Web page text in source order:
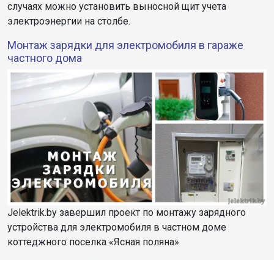
случаях можно установить выносной щит учета
электроэнергии на столбе.
Монтаж зарядки для электромобиля в гараже
частного дома
Jelektrik.by завершил проект по монтажу зарядного
устройства для электромобиля в частном доме
коттеджного поселка «Ясная поляна»